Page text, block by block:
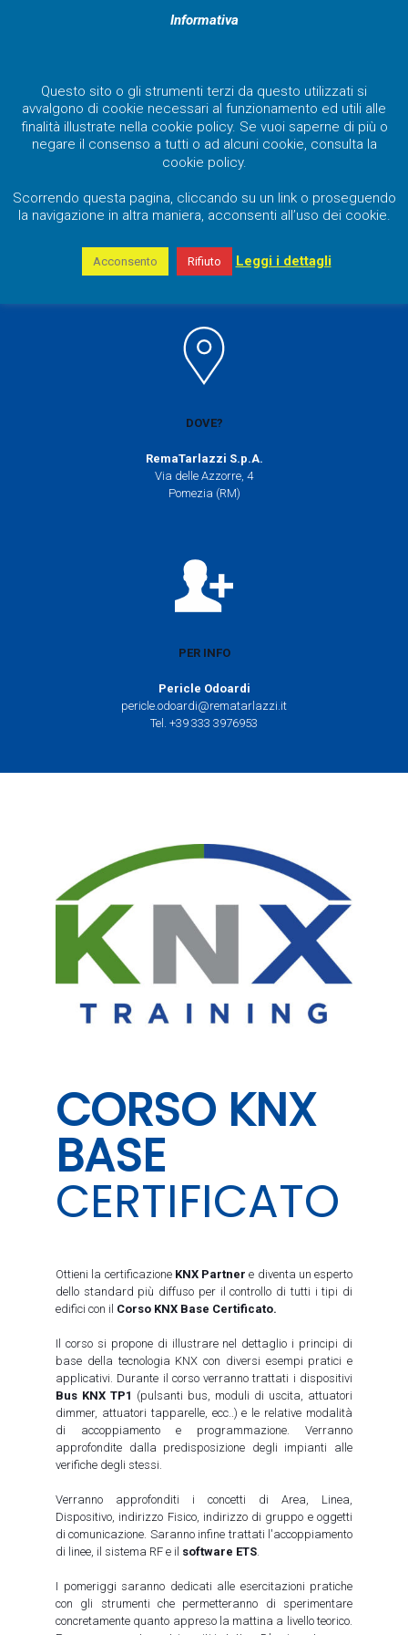
QUANDO
18 al 22 Maggio
8:30 - 18:30
DOVE?
RemaTarlazzi S.p.A.
Via delle Azzorre, 4
Pomezia (RM)
PER INFO
Pericle Odoardi
pericle.odoardi@rematarlazzi.it
Tel. +39 333 3976953
CORSO KNX
BASE
CERTIFICATO
Ottieni la certificazione KNX Partner e diventa un esperto
dello standard più diffuso per il controllo di tutti i tipi di
edifici con il Corso KNX Base Certificato.
Il corso si propone di illustrare nel dettaglio i principi di
base della tecnologia KNX con diversi esempi pratici e
applicativi. Durante il corso verranno trattati i dispositivi
Bus KNX TP1 (pulsanti bus, moduli di uscita, attuatori
dimmer, attuatori tapparelle, ecc..) e le relative modalità
di accoppiamento e programmazione. Verranno
approfondite dalla predisposizione degli impianti alle
verifiche degli stessi.
Verranno approfonditi i concetti di Area, Linea,
Dispositivo, indirizzo Fisico, indirizzo di gruppo e oggetti
di comunicazione. Saranno infine trattati l'accoppiamento
di linee, il sistema RF e il software ETS.
I pomeriggi saranno dedicati alle esercitazioni pratiche
con gli strumenti che permetteranno di sperimentare
concretamente quanto appreso la mattina a livello teorico.
Informativa
Questo sito o gli strumenti terzi da questo utilizzati si
avvalgono di cookie necessari al funzionamento ed utili alle
finalità illustrate nella cookie policy. Se vuoi saperne di più o
negare il consenso a tutti o ad alcuni cookie, consulta la
cookie policy.
Scorrendo questa pagina, cliccando su un link o proseguendo
la navigazione in altra maniera, acconsenti all’uso dei cookie.
Acconsento Rifiuto Leggi i dettagli